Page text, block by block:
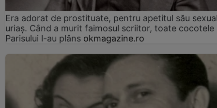
Era adorat de prostituate, pentru apetitul său
uriaș. Când a murit faimosul scriitor, toate cocotele
Parisului l-au plâns okmagazine.ro